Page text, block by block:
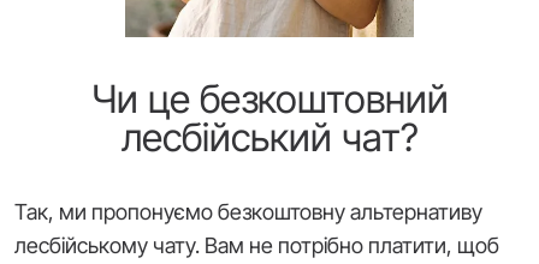
Чи це безкоштовний
лесбійський чат?
Так, ми пропонуємо безкоштовну альтернативу
лесбійському чату. Вам не потрібно платити, щоб